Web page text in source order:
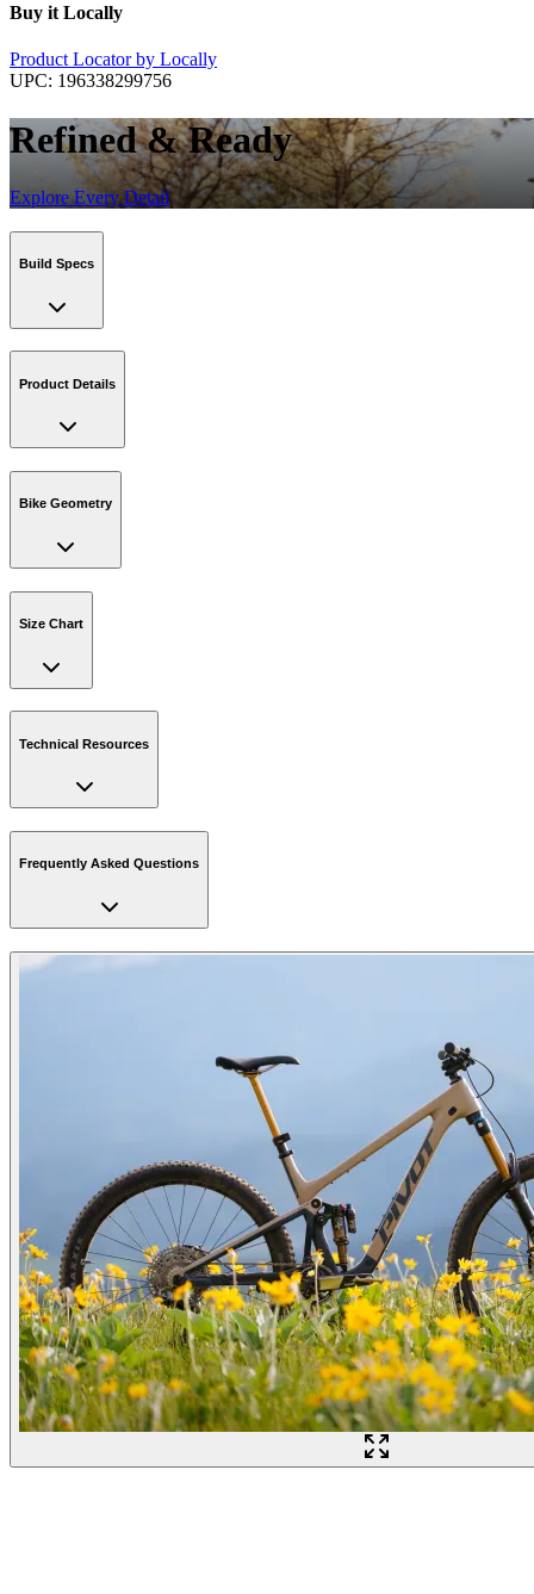
Buy it Locally
Product Locator by Locally
UPC: 196338299756
Refined & Ready
Explore Every Detail
Build Specs
Product Details
Bike Geometry
Size Chart
Technical Resources
Frequently Asked Questions